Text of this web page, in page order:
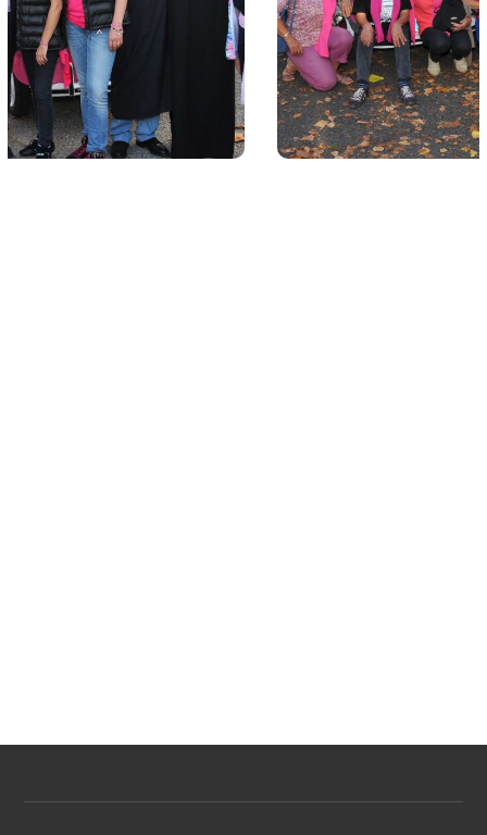
Puy en Velay 2
##05 Le puy en velay
#2014